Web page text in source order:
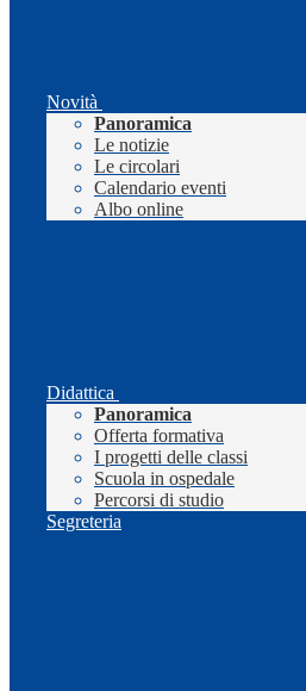
Novità
Panoramica
Le notizie
Le circolari
Calendario eventi
Albo online
Didattica
Panoramica
Offerta formativa
I progetti delle classi
Scuola in ospedale
Percorsi di studio
Segreteria